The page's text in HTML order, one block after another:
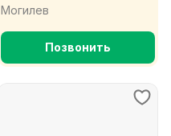
Могилев
Позвонить